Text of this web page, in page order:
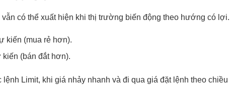
có thể xuất hiện khi thị trường biến động theo hướng có lợi.
kiến (mua rẻ hơn).
(bán đắt hơn).
Limit, khi giá nhảy nhanh và đi qua giá đặt lệnh theo chiều